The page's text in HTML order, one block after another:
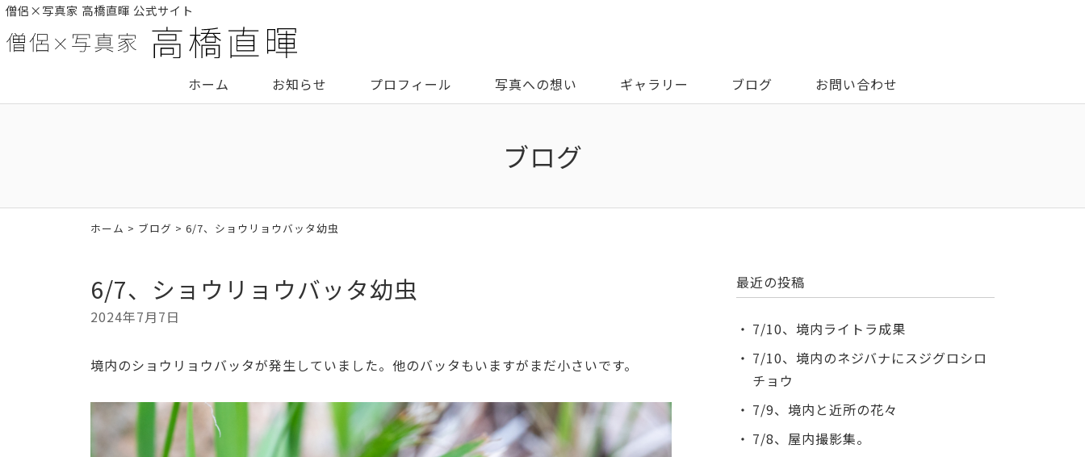
僧侶×写真家 高橋直暉 公式サイト
ホーム お知らせ プロフィール 写真への想い ギャラリー ブログ お問い合わせ
ブログ
ホーム > ブログ > 6/7、ショウリョウバッタ幼虫
6/7、ショウリョウバッタ幼虫
2024年7月7日
境内のショウリョウバッタが発生していました。他のバッタもいますがまだ小さいです。
最近の投稿
7/10、境内ライトラ成果
7/10、境内のネジバナにスジグロシロ
チョウ
7/9、境内と近所の花々
7/8、屋内撮影集。